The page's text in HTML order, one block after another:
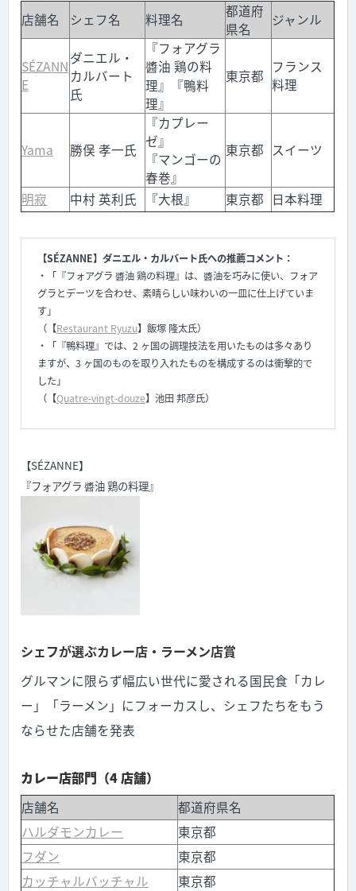
店舗名
シェフ名 料理名
都道府
県名
ジャンル
SÉZANN
E
ダニエル・
カルバート
氏
『フォアグラ
醬油 鶏の料
理』『鴨料
理』
東京都
フランス
料理
Yama 勝俣 孝一氏
『カプレー
ゼ』
『マンゴーの
春巻』
東京都 スイーツ
明寂 中村 英利氏 『大根』 東京都 日本料理
【SÉZANNE】ダニエル・カルバート氏への推薦コメント：
・「『フォアグラ 醬油 鶏の料理』は、醬油を巧みに使い、フォア
グラとデーツを合わせ、素晴らしい味わいの一皿に仕上げていま
す」
（【Restaurant Ryuzu】飯塚 隆太氏）
・「『鴨料理』では、2 ヶ国の調理技法を用いたものは多々あり
ますが、3 ヶ国のものを取り入れたものを構成するのは衝撃的で
した」
（【Quatre-vingt-douze】池田 邦彦氏）
【SÉZANNE】
『フォアグラ 醬油 鶏の料理』
シェフが選ぶカレー店・ラーメン店賞
グルマンに限らず幅広い世代に愛される国民食「カレ
ー」「ラーメン」にフォーカスし、シェフたちをもう
ならせた店舗を発表
カレー店部門（4 店舗）
店舗名
都道府県名
ハルダモンカレー
東京都
フダン
東京都
カッチャルバッチャル
東京都